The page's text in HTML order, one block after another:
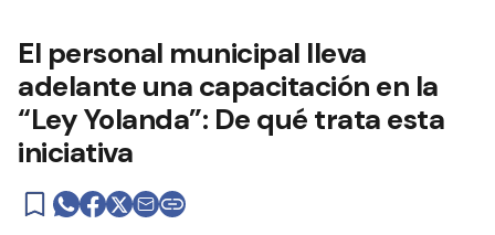
El personal municipal lleva
adelante una capacitación en la
“Ley Yolanda”: De qué trata esta
iniciativa